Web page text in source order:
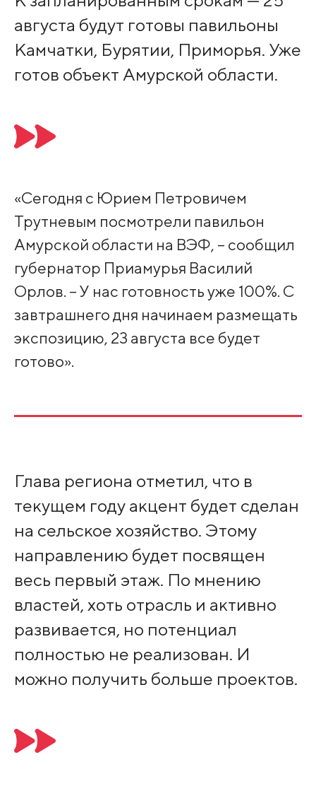
августа будут готовы павильоны
Камчатки, Бурятии, Приморья. Уже
готов объект Амурской области.
«Сегодня с Юрием Петровичем
Трутневым посмотрели павильон
Амурской области на ВЭФ, – сообщил
губернатор Приамурья Василий
Орлов. – У нас готовность уже 100%. С
завтрашнего дня начинаем размещать
экспозицию, 23 августа все будет
готово».
Глава региона отметил, что в
текущем году акцент будет сделан
на сельское хозяйство. Этому
направлению будет посвящен
весь первый этаж. По мнению
властей, хоть отрасль и активно
развивается, но потенциал
полностью не реализован. И
можно получить больше проектов.